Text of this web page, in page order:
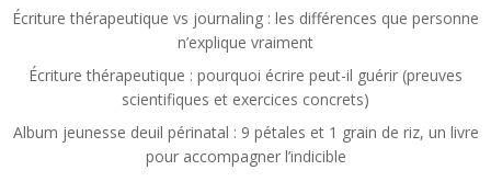
Écriture thérapeutique vs journaling : les différences que personne
n’explique vraiment
Écriture thérapeutique : pourquoi écrire peut-il guérir (preuves
scientifiques et exercices concrets)
Album jeunesse deuil périnatal : 9 pétales et 1 grain de riz, un livre
pour accompagner l’indicible